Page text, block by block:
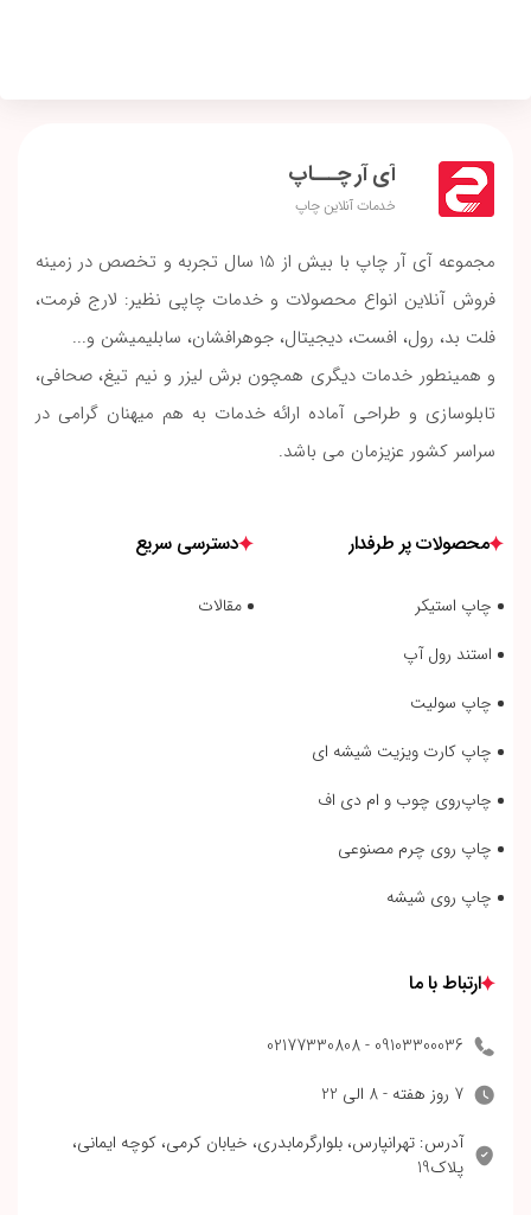
آی آر چـــاپ
خدمات آنلاین چاپ
مجموعه آی آر چاپ با بیش از 15 سال تجربه و تخصص در زمینه
فروش آنلاین انواع محصولات و خدمات چاپی نظیر: لارج فرمت،
فلت بد، رول، افست، دیجیتال، جوهرافشان، سابلیمیشن و...
و همینطور خدمات دیگری همچون برش لیزر و نیم تیغ، صحافی،
تابلوسازی و طراحی آماده ارائه خدمات به هم میهنان گرامی در
سراسر کشور عزیزمان می باشد.
محصولات پر طرفدار
چاپ استیکر
استند رول آپ
چاپ سولیت
چاپ کارت ویزیت شیشه ای
چاپ‌روی چوب و ام دی اف
چاپ روی چرم مصنوعی
چاپ روی شیشه
دسترسی سریع
مقالات
ارتباط با ما
09103300036 - 02177330808
7 روز هفته - 8 الی 22
آدرس: تهرانپارس، بلوارگرمابدری، خیابان کرمی، کوچه ایمانی،
پلاک19